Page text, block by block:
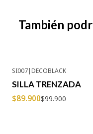
También
SI007|DECOBLACK
SILLA TRENZADA
$89.900$99.900